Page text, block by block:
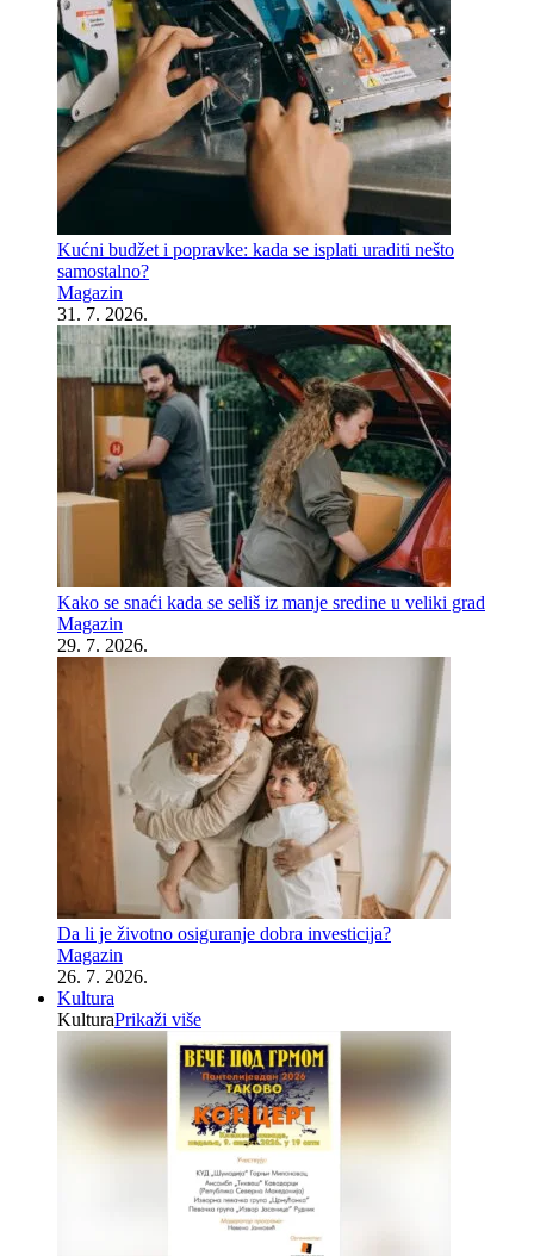
Kućni budžet i popravke: kada se isplati uraditi nešto
samostalno?
Magazin
31. 7. 2026.
Kako se snaći kada se seliš iz manje sredine u veliki grad
Magazin
29. 7. 2026.
Da li je životno osiguranje dobra investicija?
Magazin
26. 7. 2026.
Kultura
KulturaPrikaži više